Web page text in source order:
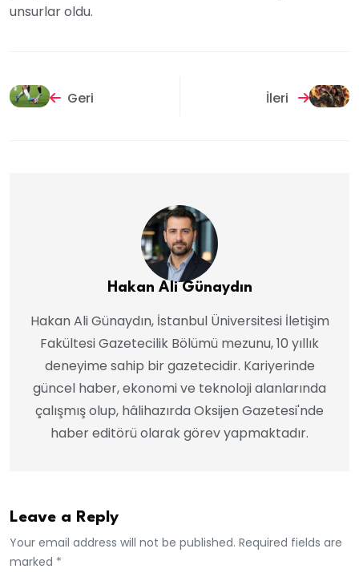
unsurlar oldu.
Geri İleri
Hakan Ali Günaydın
Hakan Ali Günaydın, İstanbul Üniversitesi İletişim
Fakültesi Gazetecilik Bölümü mezunu, 10 yıllık
deneyime sahip bir gazetecidir. Kariyerinde
güncel haber, ekonomi ve teknoloji alanlarında
çalışmış olup, hâlihazırda Oksijen Gazetesi'nde
haber editörü olarak görev yapmaktadır.
Leave a Reply
Your email address will not be published. Required fields are
marked *